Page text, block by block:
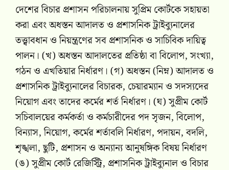
দেশের বিচার প্রশাসন পরিচালনায় সুপ্রিম কোর্টকে সহায়তা
করা এবং অধস্তন আদালত ও প্রশাসনিক ট্রাইব্যুনালের
তত্ত্বাবধান ও নিয়ন্ত্রণের সব প্রশাসনিক ও সাচিবিক দায়িত্ব
পালন। (খ) অধস্তন আদালতের প্রতিষ্ঠা বা বিলোপ, সংখ্যা,
গঠন ও এখতিয়ার নির্ধারণ। (গ) অধস্তন (নিম্ন) আদালত ও
প্রশাসনিক ট্রাইব্যুনালের বিচারক, চেয়ারম্যান ও সদস্যদের
নিয়োগ এবং তাদের কর্মের শর্ত নির্ধারণ। (ঘ) সুপ্রীম কোর্ট
সচিবালয়ের কর্মকর্তা ও কর্মচারীদের পদ সৃজন, বিলোপ,
বিন্যাস, নিয়োগ, কর্মের শর্তাবলি নির্ধারণ, পদায়ন, বদলি,
শৃঙ্খলা, ছুটি, প্রশাসন ও অন্যান্য আনুষঙ্গিক বিষয় নির্ধারণ
(ঙ) সুপ্রীম কোর্ট রেজিস্ট্রি, প্রশাসনিক ট্রাইব্যুনাল ও বিচার